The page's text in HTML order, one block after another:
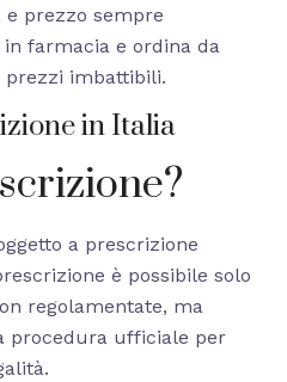
prezzo sempre
in farmacia e ordina da
prezzi imbattibili.
in Italia
a prescrizione
è possibile solo
regolamentate, ma
procedura ufficiale per